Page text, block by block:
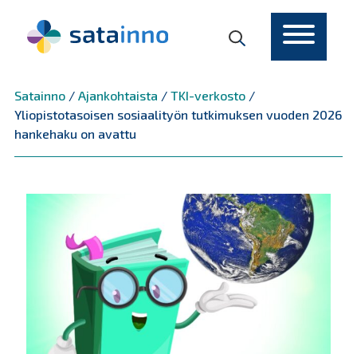
Satainno/ Ajankohtaista / TKI-verkosto/
Yliopistotasoisen sosiaalityön tutkimuksen vuoden 2026
hankehaku on avattu